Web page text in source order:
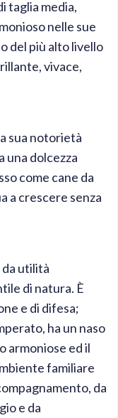
taglia media,
nelle sue
del più alto livello
vivace,
sua notorietà
una dolcezza
come cane da
a crescere senza
da utilità
di natura. È
e di difesa;
ha un naso
armoniose ed il
familiare
da
e da